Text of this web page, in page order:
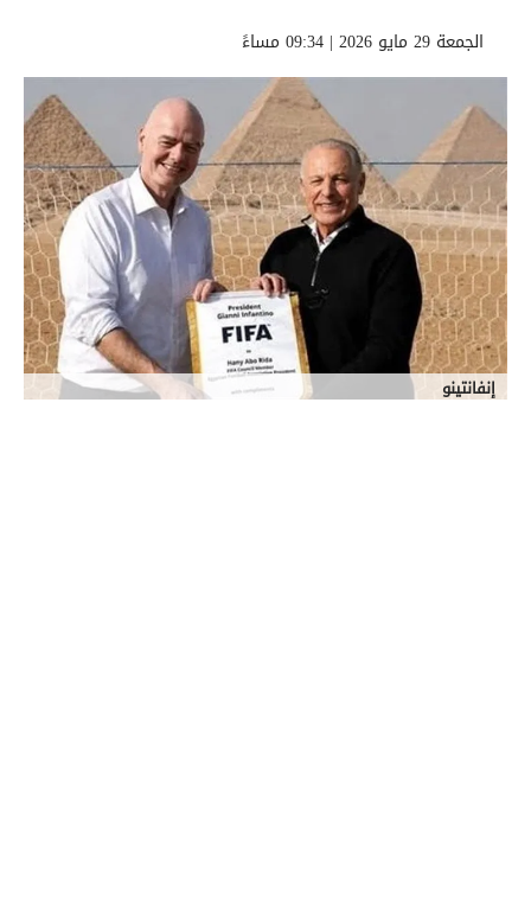
الجمعة 29 مايو 2026 | 09:34 مساءً
إنفانتينو